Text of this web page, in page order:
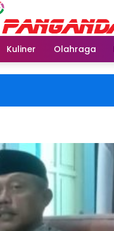
Kuliner Olahraga